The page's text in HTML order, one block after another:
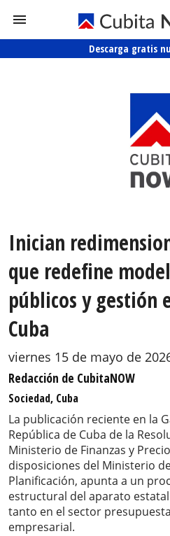
Descarga gratis
Inician
que redefine
públicos y gestión
Cuba
viernes 15 de mayo de
Redacción de CubitaNOW
Sociedad, Cuba
La publicación reciente en la
República de Cuba de la
Ministerio de Finanzas y
disposiciones del Ministerio
Planificación, apunta a un
estructural del aparato
tanto en el sector
empresarial.